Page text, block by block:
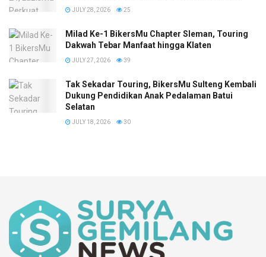
JULY 28, 2026 25
Milad Ke-1 BikersMu Chapter Sleman, Touring
Dakwah Tebar Manfaat hingga Klaten
JULY 27, 2026 39
Tak Sekadar Touring, BikersMu Sulteng Kembali
Dukung Pendidikan Anak Pedalaman Batui
Selatan
JULY 18, 2026 30